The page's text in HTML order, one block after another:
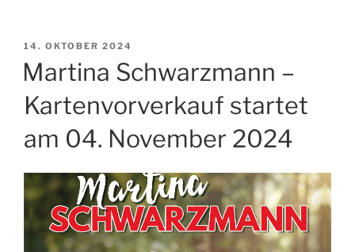
VERÖFFENTLICHT
14. OKTOBER 2024
Martina Schwarzmann –
Kartenvorverkauf startet
am 04. November 2024